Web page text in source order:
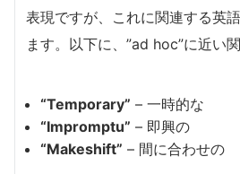
表現ですが、これに関連する英
ます。以下に、”ad hoc”に近い
“Temporary” – 一時的な
“Impromptu” – 即興の
“Makeshift” – 間に合わせの